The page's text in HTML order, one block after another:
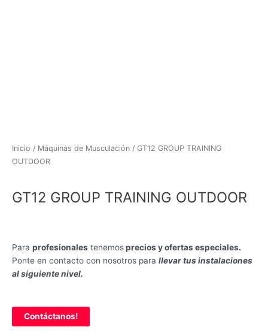
Inicio / Máquinas de Musculación / GT12 GROUP TRAINING
OUTDOOR
GT12 GROUP TRAINING OUTDOOR
Para profesionales tenemosprecios y ofertas especiales.
Ponte en contacto con nosotros para llevar tus instalaciones
al siguiente nivel.
Contáctanos!